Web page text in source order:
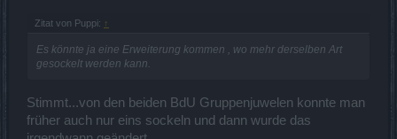
Zitat von Puppi: ↑
Es könnte ja eine Erweiterung kommen , wo mehr derselben Art
gesockelt werden kann.
Stimmt...von den beiden BdU Gruppenjuwelen konnte man
früher auch nur eins sockeln und dann wurde das